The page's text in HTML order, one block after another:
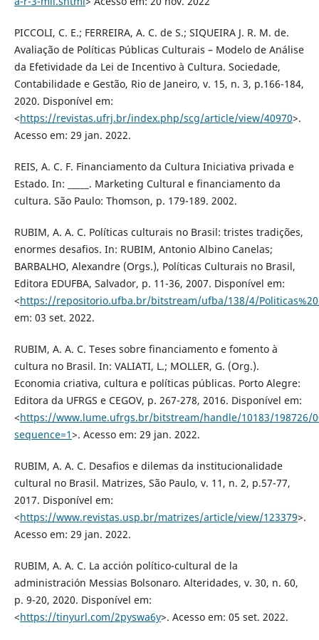
PICCOLI, C. E.; FERREIRA, A. C. de S.; SIQUEIRA J. R. M. de.
Avaliação de Políticas Públicas Culturais – Modelo de Análise
da Efetividade da Lei de Incentivo à Cultura. Sociedade,
Contabilidade e Gestão, Rio de Janeiro, v. 15, n. 3, p.166-184,
2020. Disponível em:
<https://revistas.ufrj.br/index.php/scg/article/view/40970>.
Acesso em: 29 jan. 2022.
REIS, A. C. F. Financiamento da Cultura Iniciativa privada e
Estado. In: _____. Marketing Cultural e financiamento da
cultura. São Paulo: Thomson, p. 179-189. 2002.
RUBIM, A. A. C. Políticas culturais no Brasil: tristes tradições,
enormes desafios. In: RUBIM, Antonio Albino Canelas;
BARBALHO, Alexandre (Orgs.), Políticas Culturais no Brasil,
Editora EDUFBA, Salvador, p. 11-36, 2007. Disponível em:
<https://repositorio.ufba.br/bitstream/ufba/138/4/
em: 03 set. 2022.
RUBIM, A. A. C. Teses sobre financiamento e fomento à
cultura no Brasil. In: VALIATI, L.; MOLLER, G. (Org.).
Economia criativa, cultura e políticas públicas. Porto Alegre:
Editora da UFRGS e CEGOV, p. 267-278, 2016. Disponível em:
<https://www.lume.ufrgs.br/bitstream/handle/10183/198726/
sequence=1>. Acesso em: 29 jan. 2022.
RUBIM, A. A. C. Desafios e dilemas da institucionalidade
cultural no Brasil. Matrizes, São Paulo, v. 11, n. 2, p.57-77,
2017. Disponível em:
<https://www.revistas.usp.br/matrizes/article/view/123379>.
Acesso em: 29 jan. 2022.
RUBIM, A. A. C. La acción político-cultural de la
administración Messias Bolsonaro. Alteridades, v. 30, n. 60,
p. 9-20, 2020. Disponível em:
<https://tinyurl.com/2pyswa6y>. Acesso em: 05 set. 2022.